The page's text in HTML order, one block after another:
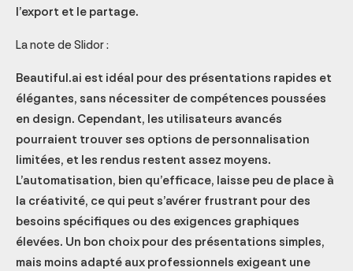
l’export et le partage.
La note de Slidor :
Beautiful.ai est idéal pour des présentations rapides et
élégantes, sans nécessiter de compétences poussées
en design. Cependant, les utilisateurs avancés
pourraient trouver ses options de personnalisation
limitées, et les rendus restent assez moyens.
L’automatisation, bien qu’efficace, laisse peu de place à
la créativité, ce qui peut s’avérer frustrant pour des
besoins spécifiques ou des exigences graphiques
élevées. Un bon choix pour des présentations simples,
mais moins adapté aux professionnels exigeant une